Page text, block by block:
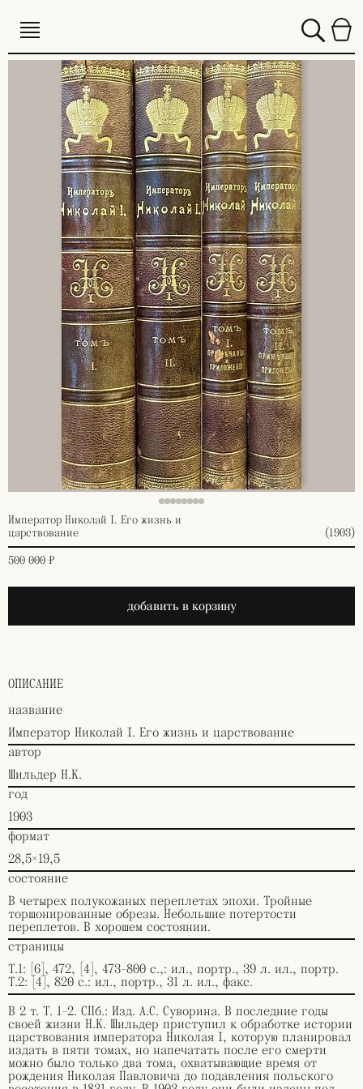
Император Николай I. Его жизнь и
царствование
(1903)
500 000 ₽
добавить в корзину
ОПИСАНИЕ
название
Император Николай I. Его жизнь и царствование
автор
Шильдер Н.К.
год
1903
формат
28,5×19,5
состояние
В четырех полукожаных переплетах эпохи. Тройные
торшонированные обрезы. Небольшие потертости
переплетов. В хорошем состоянии.
страницы
Т.1: [6], 472, [4], 473-800 с.,: ил., портр., 39 л. ил., портр.
Т.2: [4], 820 с.: ил., портр., 31 л. ил., факс.
В 2 т. Т. 1-2. СПб.: Изд. А.С. Суворина. В последние годы
своей жизни Н.К. Шильдер приступил к обработке истории
царствования императора Николая I, которую планировал
издать в пяти томах, но напечатать после его смерти
можно было только два тома, охватывающие время от
рождения Николая Павловича до подавления польского